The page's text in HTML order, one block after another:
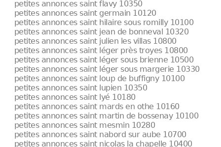
petites annonces saint flavy 10350
petites annonces saint germain 10120
petites annonces saint hilaire sous romilly 10100
petites annonces saint jean de bonneval 10320
petites annonces saint julien les villas 10800
petites annonces saint léger près troyes 10800
petites annonces saint léger sous brienne 10500
petites annonces saint léger sous margerie 10330
petites annonces saint loup de buffigny 10100
petites annonces saint lupien 10350
petites annonces saint lyé 10180
petites annonces saint mards en othe 10160
petites annonces saint martin de bossenay 10100
petites annonces saint mesmin 10280
petites annonces saint nabord sur aube 10700
petites annonces saint nicolas la chapelle 10400